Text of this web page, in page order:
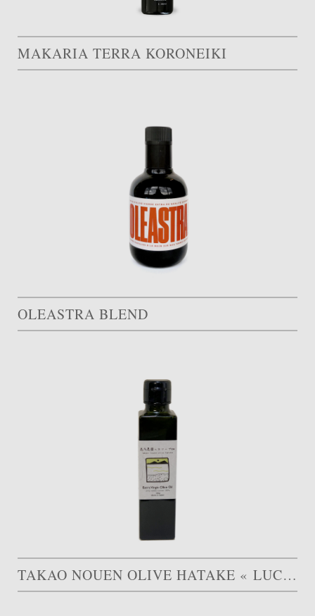
MAKARIA TERRA KORONEIKI
OLEASTRA BLEND
TAKAO NOUEN OLIVE HATAKE « LUCCA »